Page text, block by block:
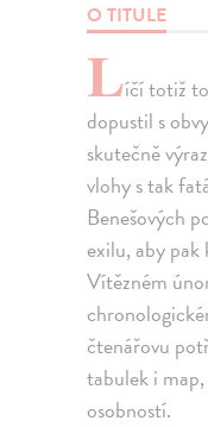
O TITULE
Líčí totiž
dopustil s
skutečně
vlohy s tak
Benešových
exilu, aby
Vítězném
čtenářovu
tabulek i
osobností.